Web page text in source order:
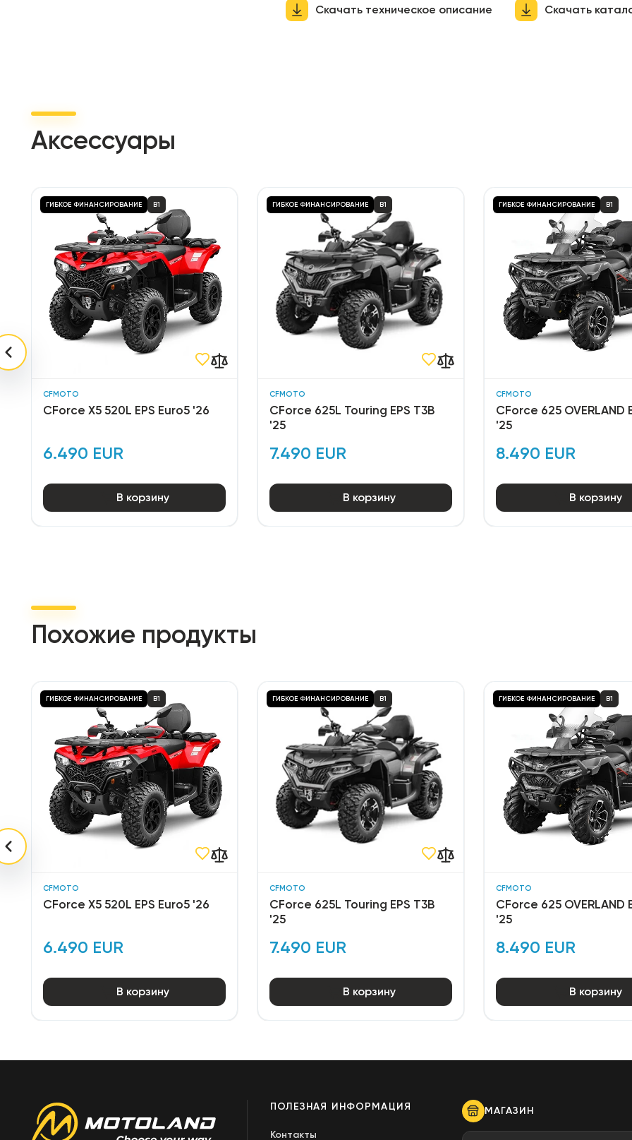
Скачать техническое описание Скачать
Аксессуары
CFMOTO
CForce X5 520L EPS Euro5 '26
6.490 EUR
ГИБКОЕ ФИНАНСИРОВАНИЕ B1
В корзину
CFMOTO
CForce 625L Touring EPS T3B
'25
7.490 EUR
ГИБКОЕ ФИНАНСИРОВАНИЕ B1
В корзину
CFMOTO
CForce 625 OVERLAND
'25
8.490 EUR
ГИБКОЕ ФИНАНСИРОВАНИЕ B1
В корзину
Похожие продукты
CFMOTO
CForce X5 520L EPS Euro5 '26
6.490 EUR
ГИБКОЕ ФИНАНСИРОВАНИЕ B1
В корзину
CFMOTO
CForce 625L Touring EPS T3B
'25
7.490 EUR
ГИБКОЕ ФИНАНСИРОВАНИЕ B1
В корзину
CFMOTO
CForce 625 OVERLAND
'25
8.490 EUR
ГИБКОЕ ФИНАНСИРОВАНИЕ B1
В корзину
ПОЛЕЗНАЯ ИНФОРМАЦИЯ
Контакты
МАГАЗИН